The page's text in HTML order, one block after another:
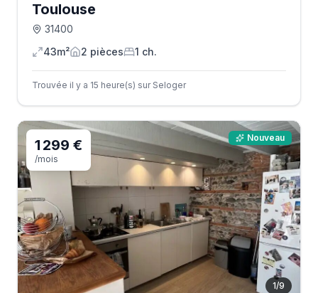
Toulouse
31400
43m²
2 pièces 1 ch.
Trouvée il y a 15 heure(s) sur Seloger
1/9
1 299 €
/mois
Nouveau